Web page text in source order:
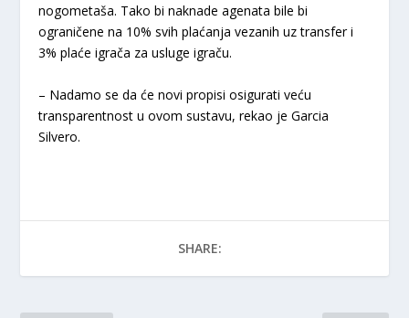
nogometaša. Tako bi naknade agenata bile bi
ograničene na 10% svih plaćanja vezanih uz transfer i
3% plaće igrača za usluge igraču.
– Nadamo se da će novi propisi osigurati veću
transparentnost u ovom sustavu, rekao je Garcia
Silvero.
SHARE: